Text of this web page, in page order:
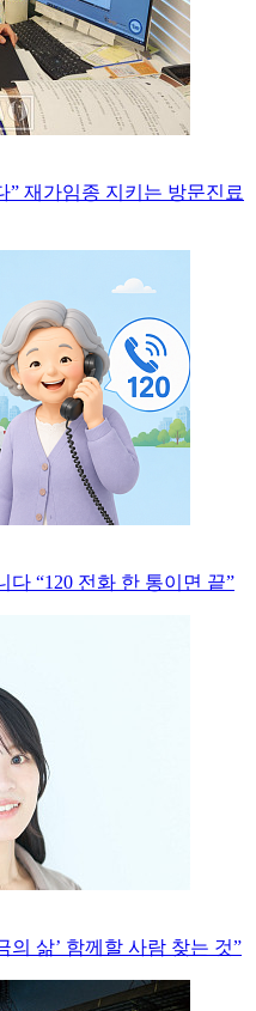
” 재가임종 지키는 방문진료
다 “120 전화 한 통이면 끝”
의 삶’ 함께할 사람 찾는 것”